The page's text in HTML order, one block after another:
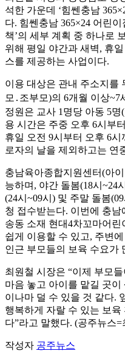
석한 가운데 ‘힘쎈충남
다. 힘쎈충남 365×24 어린
책’의 세부 계획 중 하나로
위해 평일 야간과 새벽, 휴
스를 제공하는 사업이다.
이용 대상은 관내 주소지를
모․조부모)의 6개월 이상
정원은 교사 1명당 아동 5명
용 시간은 주중 오후 6시부
휴일 오전 9시부터 오후 6
로자의 날을 제외하고는 연
충남육아종합지원센터(아
능하며, 야간 돌봄(18시~24
(24시~09시) 및 주말 돌봄
청 접수받는다. 이번에 충
송동 소재 현대4차꼬마어
쉽게 이용할 수 있고, 주변
인근 부모들의 보육 수요가
최원철 시장은 “이제 부모
마음 놓고 아이를 맡길 곳
이나마 덜 수 있을 것 같다.
행복하게 자랄 수 있는 보
다”라고 말했다. (공주뉴스
작성자 공주뉴스